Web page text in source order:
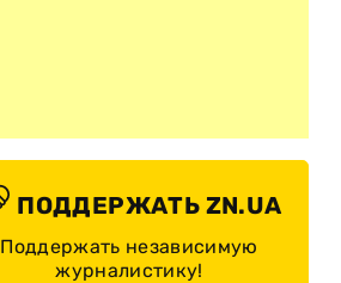
ПОДДЕРЖАТЬ ZN.UA
Поддержать независимую
журналистику!